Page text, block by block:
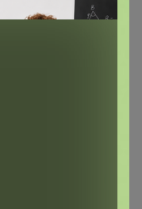
носить как на
жизни.